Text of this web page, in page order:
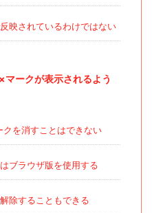
映されているわけではない
ークが表示されるよう
を消すことはできない
ブラウザ版を使用する
除することもできる